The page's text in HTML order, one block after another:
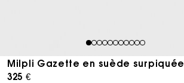
1234567891011
Milpli Gazette en suède surpiquée
325 €